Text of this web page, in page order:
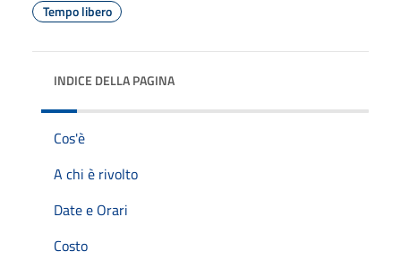
Tempo libero
INDICE DELLA PAGINA
Cos'è
A chi è rivolto
Date e Orari
Costo